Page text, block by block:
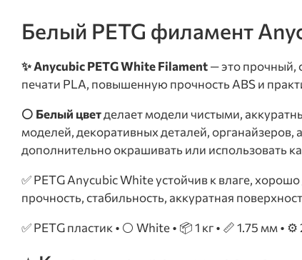
Белый PETG филамент
✨ Anycubic PETG White Filament— это прочный,
печати PLA, повышенную прочность ABS и
⚪ Белый цветделает модели чистыми,
моделей, декоративных деталей,
дополнительно окрашивать или использовать
✅ PETG Anycubic White устойчив к влаге,
прочность, стабильность, аккуратная
✅ PETG пластик • ⚪ White • 📦 1 кг • 📏 1.75